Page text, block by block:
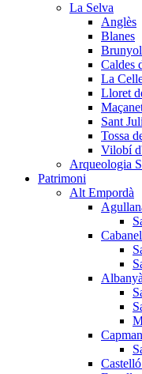
La Selva
Anglès
Blanes
Caldes
La
Lloret
Sant
Tossa
Vilobí
Arqueologia
Patrimoni
Alt Empordà
Albanyà